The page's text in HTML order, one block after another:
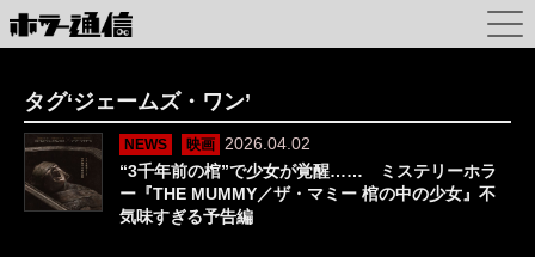
タグ‘ジェームズ・ワン’
NEWS 映画
2026.04.02
“3千年前の棺”で少女が覚醒…… ミステリーホラ
ー『THE MUMMY／ザ・マミー 棺の中の少女』不
気味すぎる予告編